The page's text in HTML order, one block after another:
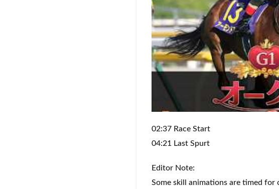
02:37 Race Start
04:21 Last Spurt
Editor Note:
Some skill animations are timed for